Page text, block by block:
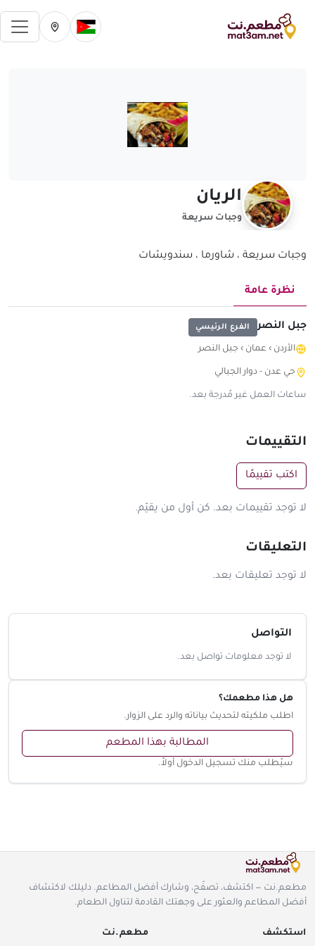
تغيير الدولة الحالية
تغيير المدينة
الريان
وجبات سريعة
وجبات سريعة ، شاورما ، سندويشات
نظرة عامة
جبل النصر الفرع الرئيسي
الأردن › عمان › جبل النصر
حي عدن - دوار الجبالي
ساعات العمل غير مُدرجة بعد.
التقييمات
اكتب تقييمًا
لا توجد تقييمات بعد. كن أول من يقيّم.
التعليقات
لا توجد تعليقات بعد.
التواصل
لا توجد معلومات تواصل بعد.
هل هذا مطعمك؟
اطلب ملكيته لتحديث بياناته والرد على الزوار.
المطالبة بهذا المطعم
سيُطلب منك تسجيل الدخول أولاً.
مطعم.نت — اكتشف، تصفّح، وشارك أفضل المطاعم. دليلك لاكتشاف
أفضل المطاعم والعثور على وجهتك القادمة لتناول الطعام.
استكشف مطعم.نت